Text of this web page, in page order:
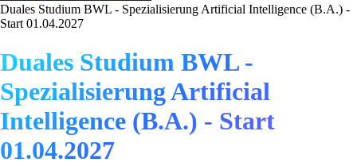
Duales Studium BWL - Spezialisierung Artificial Intelligence (B.A.) -
Start 01.04.2027
Duales Studium BWL -
Spezialisierung Artificial
Intelligence (B.A.) - Start
01.04.2027